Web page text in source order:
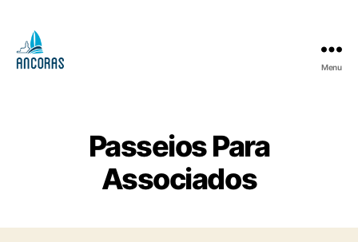
Menu
Passeios Para
Associados